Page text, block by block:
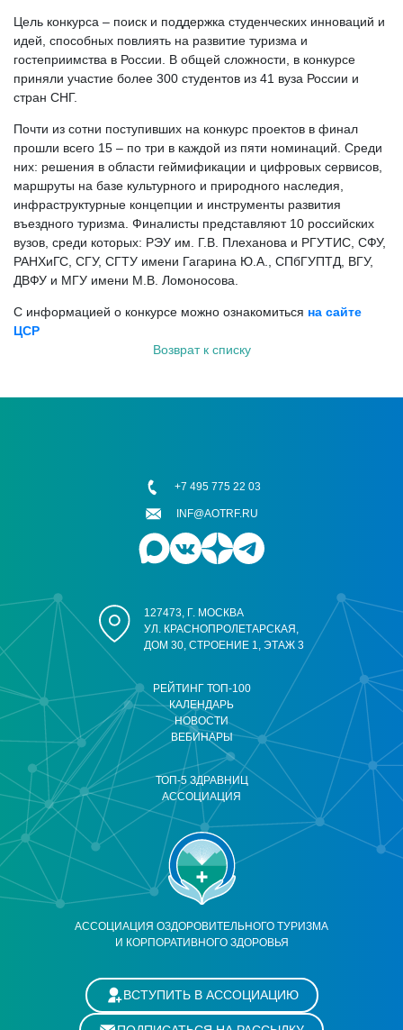
Цель конкурса – поиск и поддержка студенческих инноваций и
идей, способных повлиять на развитие туризма и
гостеприимства в России. В общей сложности, в конкурсе
приняли участие более 300 студентов из 41 вуза России и
стран СНГ.
Почти из сотни поступивших на конкурс проектов в финал
прошли всего 15 – по три в каждой из пяти номинаций. Среди
них: решения в области геймификации и цифровых сервисов,
маршруты на базе культурного и природного наследия,
инфраструктурные концепции и инструменты развития
въездного туризма. Финалисты представляют 10 российских
вузов, среди которых: РЭУ им. Г.В. Плеханова и РГУТИС, СФУ,
РАНХиГС, СГУ, СГТУ имени Гагарина Ю.А., СПбГУПТД, ВГУ,
ДВФУ и МГУ имени М.В. Ломоносова.
С информацией о конкурсе можно ознакомиться на сайте
ЦСР
Возврат к списку
АССОЦИАЦИЯ ОЗДОРОВИТЕЛЬНОГО ТУРИЗМА
И КОРПОРАТИВНОГО ЗДОРОВЬЯ
РЕЙТИНГ ТОП-100
КАЛЕНДАРЬ
НОВОСТИ
ВЕБИНАРЫ
ТОП-5 ЗДРАВНИЦ
АССОЦИАЦИЯ
127473, Г. МОСКВА
УЛ. КРАСНОПРОЛЕТАРСКАЯ,
ДОМ 30, СТРОЕНИЕ 1, ЭТАЖ 3
+7 495 775 22 03
INF@AOTRF.RU
ВСТУПИТЬ В АССОЦИАЦИЮ